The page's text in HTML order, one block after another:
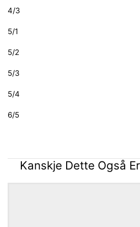
4/3
5/1
5/2
5/3
5/4
6/5
Kanskje Dette Også